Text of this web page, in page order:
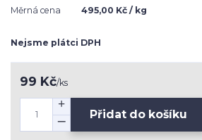
Měrná cena
495,00 Kč / kg
Nejsme plátci DPH
99 Kč/ks
Přidat do košíku